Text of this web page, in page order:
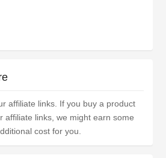
affiliate links. If you buy a product
affiliate links, we might earn some
cost for you.